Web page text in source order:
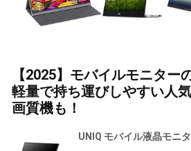
【2025】モバイルモニター
軽量で持ち運びしやすい人
画質機も！
UNIQ モバイル液晶モニ